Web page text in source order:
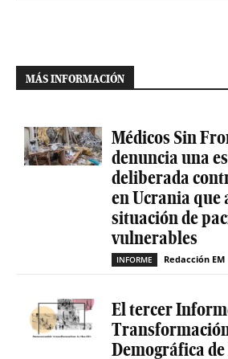
MÁS INFORMACIÓN
Médicos Sin
denuncia una
deliberada
en Ucrania que
situación de
vulnerables
INFORME Redacción EM
El tercer
Demográfica de